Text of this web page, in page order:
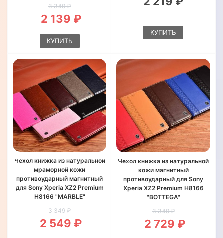
3 349 ₽
2 139 ₽
КУПИТЬ
КУПИТЬ
Чехол книжка из натуральной
мраморной кожи
противоударный магнитный
для Sony Xperia XZ2 Premium
H8166 "MARBLE"
3 349 ₽
2 549 ₽
Чехол книжка из натуральной
кожи магнитный
противоударный для Sony
Xperia XZ2 Premium H8166
"BOTTEGA"
3 349 ₽
2 729 ₽